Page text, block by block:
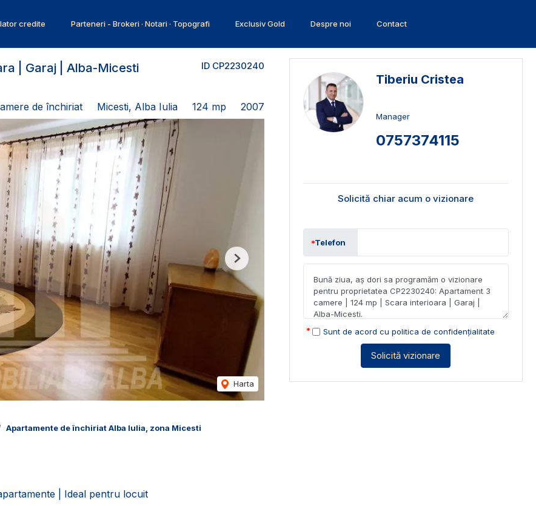
credite Parteneri - Brokeri · Notari · Topografi Exclusiv Gold Despre noi Contact
ID CP2230240
| Garaj | Alba-Micesti
de închiriat Micesti, Alba Iulia 124 mp 2007
Harta
Next
Apartamente de închiriat Alba Iulia, zona Micesti
| Ideal pentru locuit
Tiberiu Cristea
Manager
0757374115
Solicită chiar acum o vizionare
Telefon
Sunt de acord cu politica de confidențialitate
Solicită vizionare